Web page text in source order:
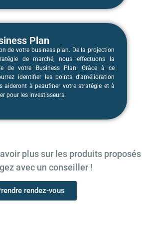
Plan
de votre business plan. De la projection
de marché, nous effectuons la
de votre Business Plan. Grâce à ce
identifier les points d’amélioration
aideront à peaufiner votre stratégie et à
pour les investisseurs.
plus sur les produits proposés
avec un conseiller !
rendez-vous